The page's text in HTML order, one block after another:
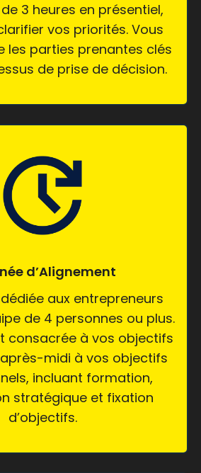
3 heures en présentiel,
vos priorités. Vous
les parties prenantes clés
de prise de décision.
d’Alignement
aux entrepreneurs
de 4 personnes ou plus.
consacrée à vos objectifs
midi à vos objectifs
incluant formation,
stratégique et fixation
d’objectifs.